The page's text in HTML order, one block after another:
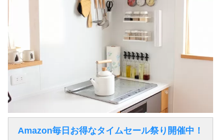
Amazon毎日お得なタイムセール祭り開催中！